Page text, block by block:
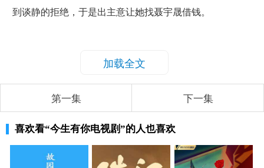
到谈静的拒绝，于是出主意让她找聂宇晟借钱。
加载全文
第一集 下一集
喜欢看“今生有你电视剧”的人也喜欢